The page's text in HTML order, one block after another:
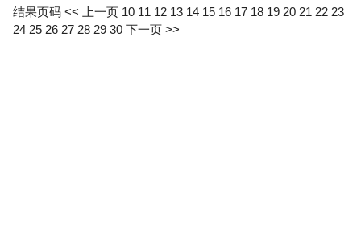
结果页码 << 上一页 10 11 12 13 14 15 16 17 18 19 20 21 22 23
24 25 26 27 28 29 30 下一页 >>